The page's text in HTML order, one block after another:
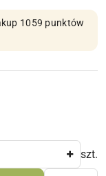
1059 punktów
szt.